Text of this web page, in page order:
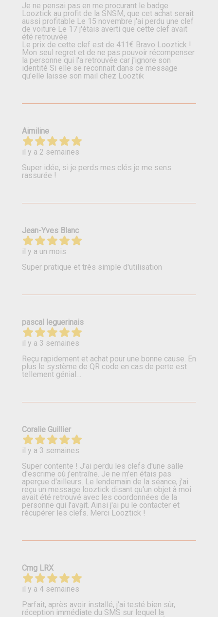
Je ne pensai pas en me procurant le badge
Looztick au profit de la SNSM, que cet achat serait
aussi profitable Le 15 novembre j'ai perdu une clef
de voiture Le 17 j'étais averti que cette clef avait
été retrouvée
Le prix de cette clef est de 411€ Bravo Looztick !
Mon seul regret et de ne pas pouvoir récompenser
la personne qui l'a retrouvée car j'ignore son
identité Si elle se reconnait dans ce message
qu'elle laisse son mail chez Looztik
Aimiline
il y a 2 semaines
Super idée, si je perds mes clés je me sens
rassurée !
Jean-Yves Blanc
il y a un mois
Super pratique et très simple d'utilisation
pascal leguerinais
il y a 3 semaines
Reçu rapidement et achat pour une bonne cause. En
plus le système de QR code en cas de perte est
tellement génial…
Coralie Guillier
il y a 3 semaines
Super contente ! J'ai perdu les clefs d'une salle
d'escrime où j'entraîne. Je ne m'en étais pas
aperçue d'ailleurs. Le lendemain de la séance, j'ai
reçu un message looztick disant qu'un objet à moi
avait été retrouvé avec les coordonnées de la
personne qui l'avait. Ainsi j'ai pu le contacter et
récupérer les clefs. Merci Looztick !
Cmg LRX
il y a 4 semaines
Parfait, après avoir installé, j'ai testé bien sûr,
réception immédiate du SMS sur lequel la